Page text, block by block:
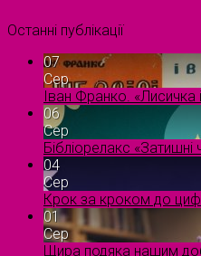
Останні публікації
07
Сер
Іван Франко. «Лисичка
06
Сер
Бібліорелакс «Затишні
04
Сер
Крок за кроком до
01
Сер
Щира подяка нашим